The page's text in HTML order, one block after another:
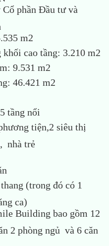
phần Đầu tư và
m2
cao tầng: 3.210 m2
9.531 m2
46.421 m2
tầng nổi
tiện,2 siêu thị
nhà trẻ
(trong đó có 1
ca)
Building bao gồm 12
2 phòng ngủ và 6 căn